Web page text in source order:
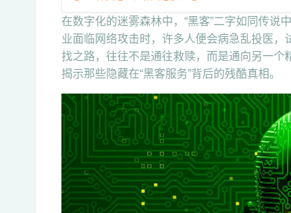
在数字化的迷雾森林中，“黑客”二字如同传
业面临网络攻击时，许多人便会病急乱投医，
找之路，往往不是通往救赎，而是通向另一
揭示那些隐藏在“黑客服务”背后的残酷真相。